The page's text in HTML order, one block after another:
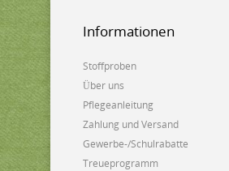
Informationen
Stoffproben
Über uns
Pflegeanleitung
Zahlung und Versand
Gewerbe-/Schulrabatte
Treueprogramm